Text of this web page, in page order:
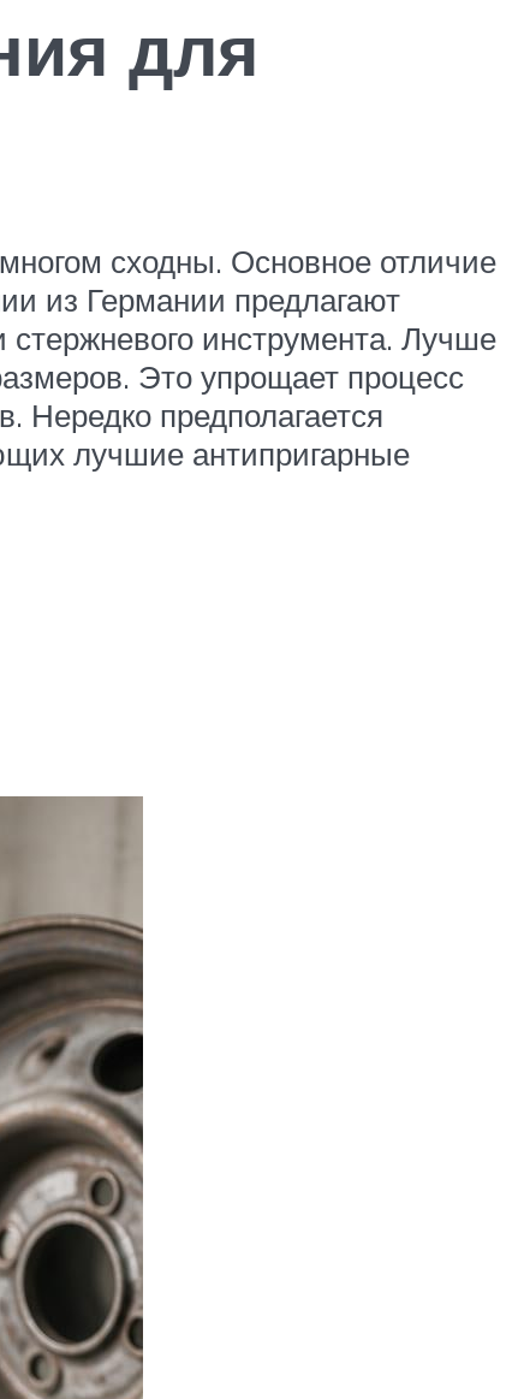
для
сходны. Основное отличие
из Германии предлагают
стержневого инструмента. Лучше
Это упрощает процесс
Нередко предполагается
лучшие антипригарные